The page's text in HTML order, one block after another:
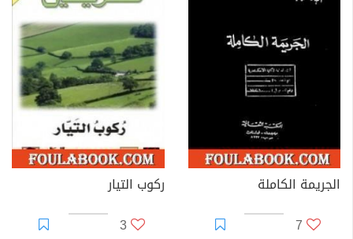
الجريمة الكاملة
7
ركوب التيار
3